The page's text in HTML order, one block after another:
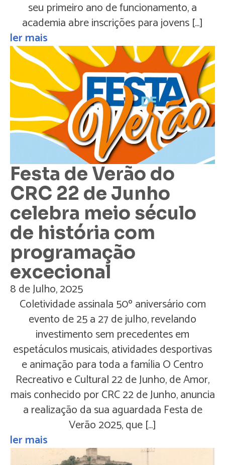
seu primeiro ano de funcionamento, a
academia abre inscrições para jovens […]
ler mais
Festa de Verão do
CRC 22 de Junho
celebra meio século
de história com
programação
excecional
8 de Julho, 2025
Coletividade assinala 50º aniversário com
evento de 25 a 27 de julho, revelando
investimento sem precedentes em
espetáculos musicais, atividades desportivas
e animação para toda a família O Centro
Recreativo e Cultural 22 de Junho, de Amor,
mais conhecido por CRC 22 de Junho, anuncia
a realização da sua aguardada Festa de
Verão 2025, que […]
ler mais